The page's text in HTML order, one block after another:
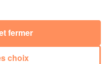
choix
fermer